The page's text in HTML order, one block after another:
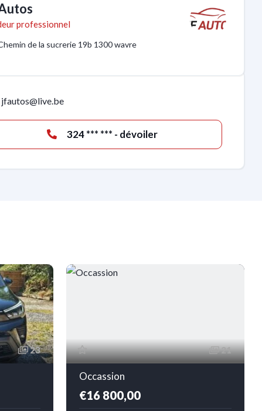
professionnel
de la sucrerie 19b 1300 wavre
jfautos@live.be
324 *** *** - dévoiler
23 21
Occassion
€16 800,00